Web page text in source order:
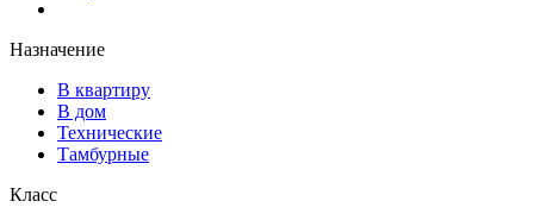
Назначение
В квартиру
В дом
Технические
Тамбурные
Класс